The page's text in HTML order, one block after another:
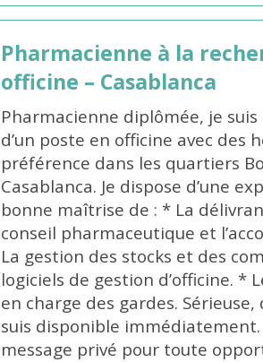
Pharmacienne à la
officine – Casablanca
Pharmacienne diplômée, je
d’un poste en officine avec des
préférence dans les quartiers
Casablanca. Je dispose d’une
bonne maîtrise de : * La
conseil pharmaceutique et
La gestion des stocks et des
logiciels de gestion d’officine. *
en charge des gardes.
suis disponible
message privé pour toute